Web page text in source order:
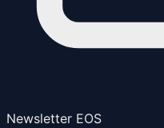
Newsletter EOS